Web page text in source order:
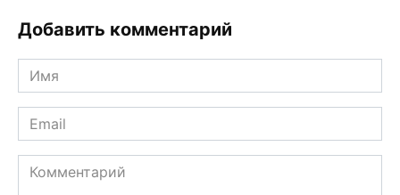
Добавить комментарий
Имя
*
Email
*
Комментарий